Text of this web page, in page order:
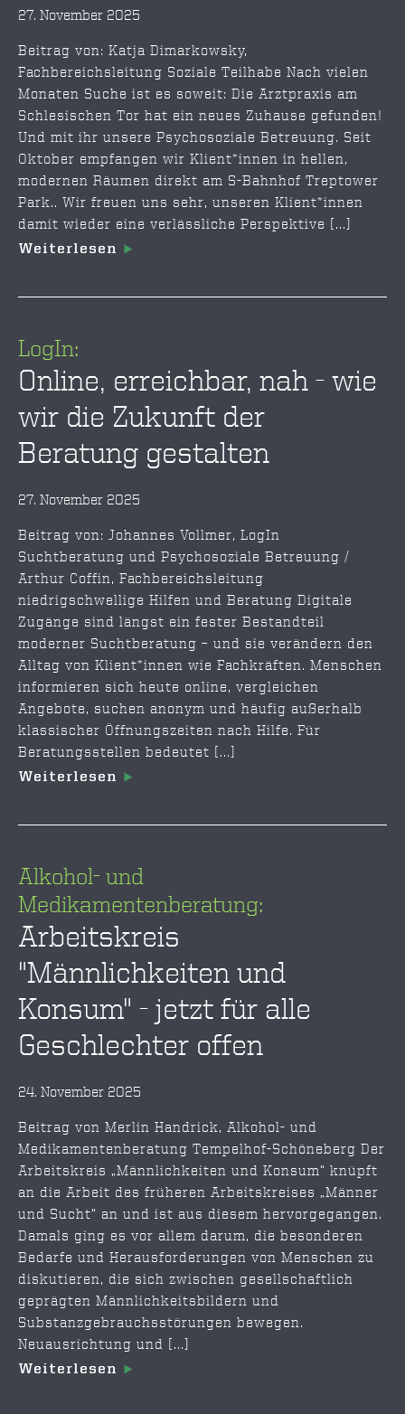
27. November 2025
Beitrag von: Katja Dimarkowsky,
Fachbereichsleitung Soziale Teilhabe Nach vielen
Monaten Suche ist es soweit: Die Arztpraxis am
Schlesischen Tor hat ein neues Zuhause gefunden!
Und mit ihr unsere Psychosoziale Betreuung. Seit
Oktober empfangen wir Klient*innen in hellen,
modernen Räumen direkt am S-Bahnhof Treptower
Park.. Wir freuen uns sehr, unseren Klient*innen
damit wieder eine verlässliche Perspektive [...]
Weiterlesen
LogIn:
Online, erreichbar, nah - wie
wir die Zukunft der
Beratung gestalten
27. November 2025
Beitrag von: Johannes Vollmer, LogIn
Suchtberatung und Psychosoziale Betreuung /
Arthur Coffin, Fachbereichsleitung
niedrigschwellige Hilfen und Beratung Digitale
Zugänge sind längst ein fester Bestandteil
moderner Suchtberatung – und sie verändern den
Alltag von Klient*innen wie Fachkräften. Menschen
informieren sich heute online, vergleichen
Angebote, suchen anonym und häufig außerhalb
klassischer Öffnungszeiten nach Hilfe. Für
Beratungsstellen bedeutet [...]
Weiterlesen
Alkohol- und
Medikamentenberatung:
Arbeitskreis
"Männlichkeiten und
Konsum" - jetzt für alle
Geschlechter offen
24. November 2025
Beitrag von Merlin Handrick, Alkohol- und
Medikamentenberatung Tempelhof-Schöneberg Der
Arbeitskreis „Männlichkeiten und Konsum“ knüpft
an die Arbeit des früheren Arbeitskreises „Männer
und Sucht“ an und ist aus diesem hervorgegangen.
Damals ging es vor allem darum, die besonderen
Bedarfe und Herausforderungen von Menschen zu
diskutieren, die sich zwischen gesellschaftlich
geprägten Männlichkeitsbildern und
Substanzgebrauchsstörungen bewegen.
Neuausrichtung und [...]
Weiterlesen